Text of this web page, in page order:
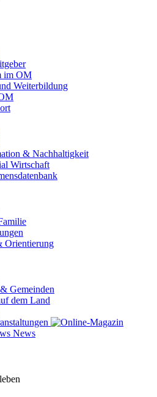
im OM
Weiterbildung
& Nachhaltigkeit
Wirtschaft
Orientierung
Gemeinden
dem Land
News